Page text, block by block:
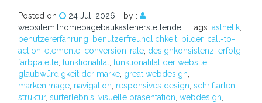
Posted on 24 Juli 2026
by :
websitemithomepagebaukastenerstellende
Tags: ästhetik,
benutzererfahrung, benutzerfreundlichkeit, bilder, call-to-
action-elemente, conversion-rate, designkonsistenz, erfolg,
farbpalette, funktionalität, funktionalität der website,
glaubwürdigkeit der marke, great webdesign,
markenimage, navigation, responsives design, schriftarten,
struktur, surferlebnis, visuelle präsentation, webdesign,